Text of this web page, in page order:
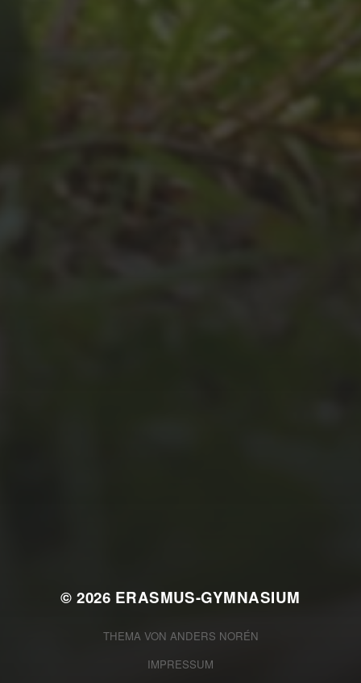
© 2026 ERASMUS-GYMNASIUM
THEMA VON ANDERS NORÉN
IMPRESSUM